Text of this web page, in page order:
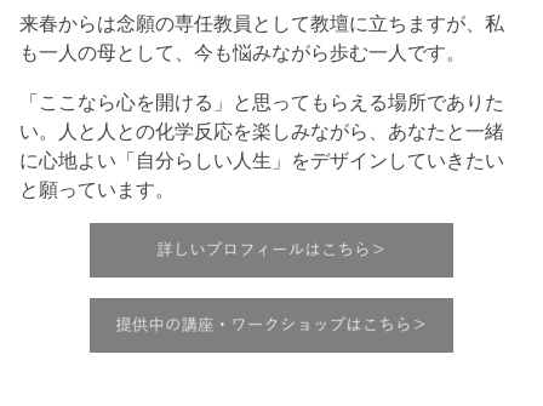
来春からは念願の専任教員として教壇に立ちますが、私
も一人の母として、今も悩みながら歩む一人です。
「ここなら心を開ける」と思ってもらえる場所でありた
い。人と人との化学反応を楽しみながら、あなたと一緒
に心地よい「自分らしい人生」をデザインしていきたい
と願っています。